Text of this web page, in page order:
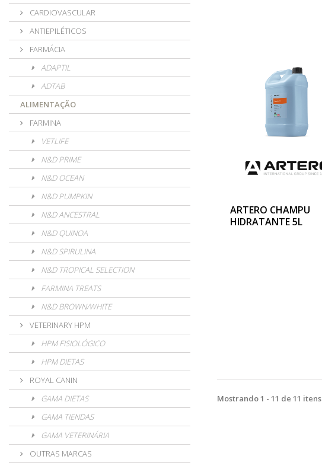
CARDIOVASCULAR
ANTIEPILÉTICOS
FARMÁCIA
ADAPTIL
ADTAB
ALIMENTAÇÃO
FARMINA
VETLIFE
N&D PRIME
N&D OCEAN
N&D PUMPKIN
N&D ANCESTRAL
N&D QUINOA
N&D SPIRULINA
N&D TROPICAL SELECTION
FARMINA TREATS
N&D BROWN/WHITE
VETERINARY HPM
HPM FISIOLÓGICO
HPM DIETAS
ROYAL CANIN
GAMA DIETAS
GAMA TIENDAS
GAMA VETERINÁRIA
OUTRAS MARCAS
ARTERO CHAMPU
HIDRATANTE 5L
Mostrando 1 - 11 de 11 itens